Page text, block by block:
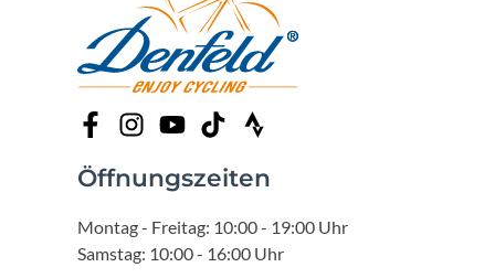
Öffnungszeiten
Montag - Freitag: 10:00 - 19:00 Uhr
Samstag: 10:00 - 16:00 Uhr